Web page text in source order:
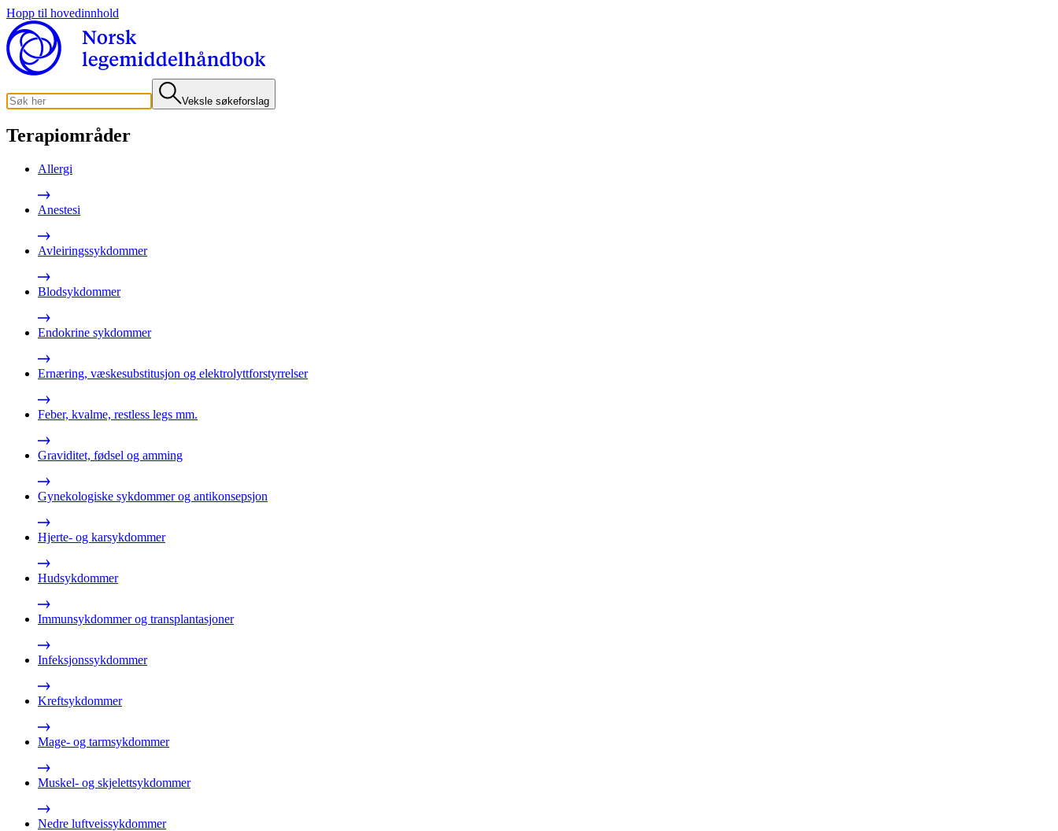
Hopp til hovedinnhold
Veksle søkeforslag
Terapiområder
Allergi
Anestesi
Avleiringssykdommer
Blodsykdommer
Endokrine sykdommer
Ernæring, væskesubstitusjon og elektrolyttforstyrrelser
Feber, kvalme, restless legs mm.
Graviditet, fødsel og amming
Gynekologiske sykdommer og antikonsepsjon
Hjerte- og karsykdommer
Hudsykdommer
Immunsykdommer og transplantasjoner
Infeksjonssykdommer
Kreftsykdommer
Mage- og tarmsykdommer
Muskel- og skjelettsykdommer
Nedre luftveissykdommer